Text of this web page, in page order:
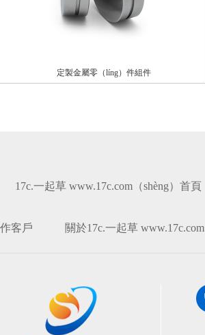
定製金屬零（líng）件組件
17c.一起草 www.17c.com（shèng）首頁
作客戶 關於17c.一起草 www.17c.com